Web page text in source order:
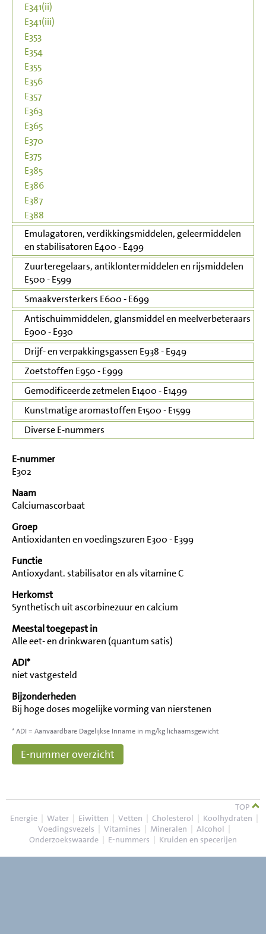
E341(ii)
E341(iii)
E353
E354
E355
E356
E357
E363
E365
E370
E375
E385
E386
E387
E388
Emulagatoren, verdikkingsmiddelen, geleermiddelen
en stabilisatoren E400 - E499
Zuurteregelaars, antiklontermiddelen en rijsmiddelen
E500 - E599
Smaakversterkers E600 - E699
Antischuimmiddelen, glansmiddel en meelverbeteraars
E900 - E930
Drijf- en verpakkingsgassen E938 - E949
Zoetstoffen E950 - E999
Gemodificeerde zetmelen E1400 - E1499
Kunstmatige aromastoffen E1500 - E1599
Diverse E-nummers
E-nummer
E302
Naam
Calciumascorbaat
Groep
Antioxidanten en voedingszuren E300 - E399
Functie
Antioxydant. stabilisator en als vitamine C
Herkomst
Synthetisch uit ascorbinezuur en calcium
Meestal toegepast in
Alle eet- en drinkwaren (quantum satis)
ADI*
niet vastgesteld
Bijzonderheden
Bij hoge doses mogelijke vorming van nierstenen
* ADI = Aanvaardbare Dagelijkse Inname in mg/kg lichaamsgewicht
E-nummer overzicht
TOP
Energie | Water | Eiwitten | Vetten | Cholesterol | Koolhydraten |
Voedingsvezels | Vitamines | Mineralen | Alcohol |
Onderzoekswaarde | E-nummers | Kruiden en specerijen